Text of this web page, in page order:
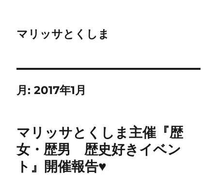
マリッサとくしま
月:2017年1月
マリッサとくしま主催『歴
女・歴男 歴史好きイベン
ト』開催報告♥